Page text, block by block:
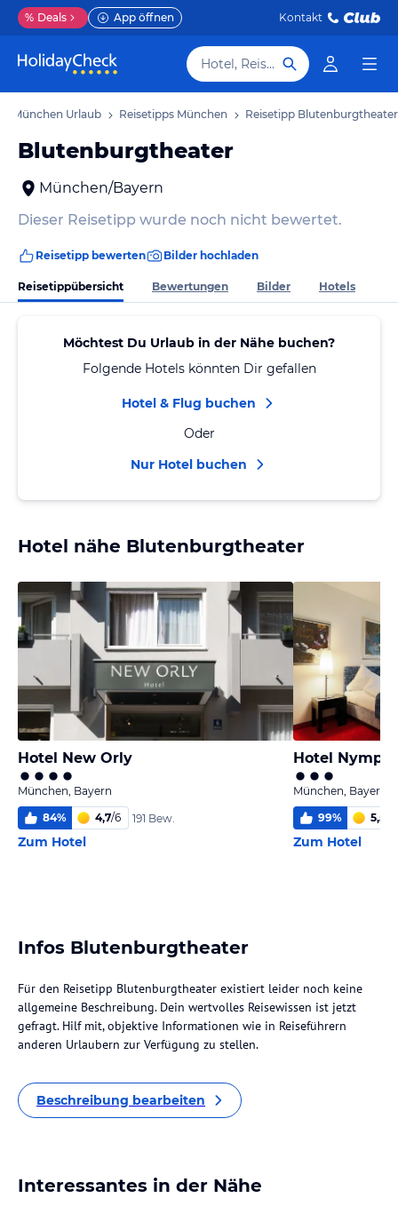
% Deals App öffnen Kontakt
Hotel, Reiseziel
München Urlaub Reisetipps München Reisetipp Blutenburgtheater
Blutenburgtheater
München/Bayern
Dieser Reisetipp wurde noch nicht bewertet.
Reisetipp bewerten Bilder hochladen
Reisetippübersicht Bewertungen Bilder Hotels
Möchtest Du Urlaub in der Nähe buchen?
Folgende Hotels könnten Dir gefallen
Hotel & Flug buchen
Oder
Nur Hotel buchen
Hotel nähe Blutenburgtheater
Hotel New Orly
München, Bayern
84% 4,7/6 191 Bew.
Zum Hotel
Hotel
München, Bayern
99% 5,5
Zum Hotel
Infos Blutenburgtheater
Für den Reisetipp Blutenburgtheater existiert leider noch keine
allgemeine Beschreibung. Dein wertvolles Reisewissen ist jetzt
gefragt. Hilf mit, objektive Informationen wie in Reiseführern
anderen Urlaubern zur Verfügung zu stellen.
Beschreibung bearbeiten
Interessantes in der Nähe